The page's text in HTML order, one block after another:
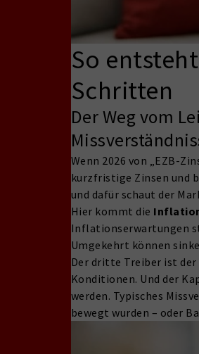
So
Schritten
Der Weg vom
Wenn 2026 von „EZB-
kurzfristige Zinsen und
und dafür schaut der
Hier kommt die
Inflationserwartungen
Umgekehrt können
Der dritte Treiber ist der
Konditionen. Und der
werden. Typisches
bewegt wurden – oder